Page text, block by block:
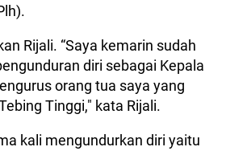
Rijali. “Saya kemarin sudah
diri sebagai Kepala
orang tua saya yang
Tinggi," kata Rijali.
kali mengundurkan diri yaitu